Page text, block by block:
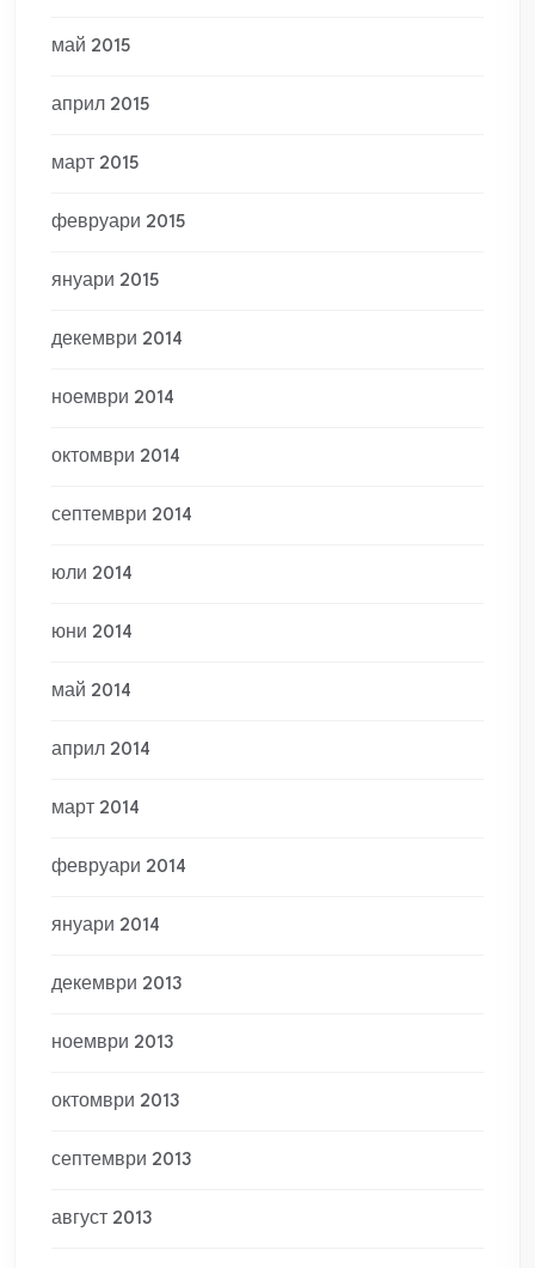
май 2015
април 2015
март 2015
февруари 2015
януари 2015
декември 2014
ноември 2014
октомври 2014
септември 2014
юли 2014
юни 2014
май 2014
април 2014
март 2014
февруари 2014
януари 2014
декември 2013
ноември 2013
октомври 2013
септември 2013
август 2013